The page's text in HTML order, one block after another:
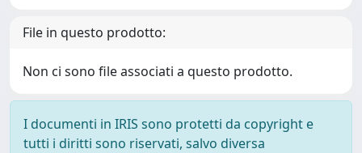
File in questo prodotto:
Non ci sono file associati a questo prodotto.
I documenti in IRIS sono protetti da copyright e
tutti i diritti sono riservati, salvo diversa